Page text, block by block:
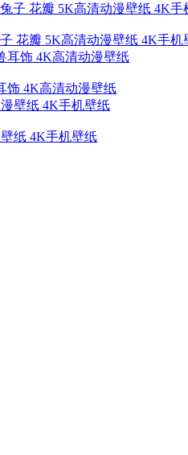
花瓣 5K高清动漫壁纸 4K手机
饰 4K高清动漫壁纸
纸 4K手机壁纸